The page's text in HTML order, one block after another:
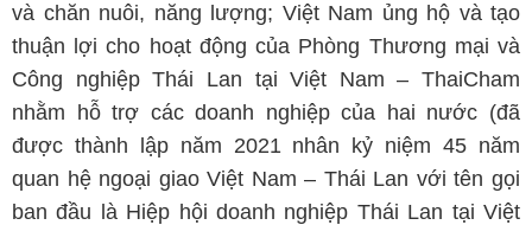
và chăn nuôi, năng lượng; Việt Nam ủng hộ và tạo
thuận lợi cho hoạt động của Phòng Thương mại và
Công nghiệp Thái Lan tại Việt Nam – ThaiCham
nhằm hỗ trợ các doanh nghiệp của hai nước (đã
được thành lập năm 2021 nhân kỷ niệm 45 năm
quan hệ ngoại giao Việt Nam – Thái Lan với tên gọi
ban đầu là Hiệp hội doanh nghiệp Thái Lan tại Việt